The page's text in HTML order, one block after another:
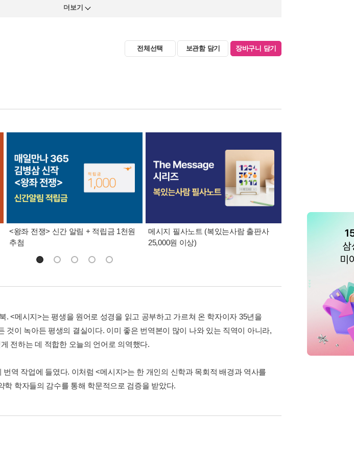
더보기
전체선택 보관함 담기 장바구니 담기
<왕좌 전쟁> 신간 알림 + 적립금 1천원
추첨
메시지 필사노트 (복있는사람 출판사
25,000원 이상)
8월 특별 선물. 각도
이동식 빨래 바구니
. <메시지>는 평생을 원어로 성경을 읽고 공부하고 가르쳐 온 학자이자 35년을
것이 녹아든 평생의 결실이다. 이미 좋은 번역본이 많이 나와 있는 직역이 아니라,
전하는 데 적합한 오늘의 언어로 의역했다.
번역 작업에 들였다. 이처럼 <메시지>는 한 개인의 신학과 목회적 배경과 역사를
학 학자들의 감수를 통해 학문적으로 검증을 받았다.